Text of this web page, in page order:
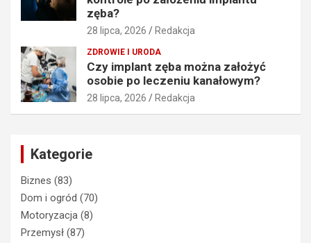
zęba?
28 lipca, 2026 Redakcja
ZDROWIE I URODA
Czy implant zęba można założyć
osobie po leczeniu kanałowym?
28 lipca, 2026 Redakcja
Kategorie
Biznes (83)
Dom i ogród (70)
Motoryzacja (8)
Przemysł (87)